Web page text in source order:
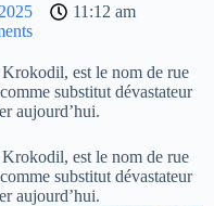
11:12 am
est le nom de rue
substitut dévastateur
aujourd’hui.
est le nom de rue
substitut dévastateur
aujourd’hui.